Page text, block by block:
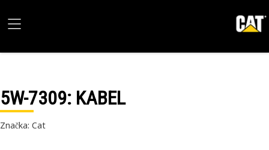
5W-7309: KABEL
Značka: Cat